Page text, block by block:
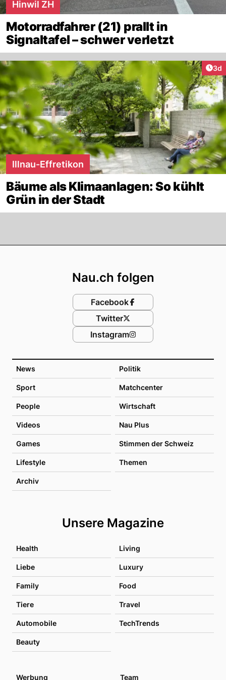
Hinwil ZH
Motorradfahrer (21) prallt in
Signaltafel – schwer verletzt
3d
Illnau-Effretikon
Bäume als Klimaanlagen: So kühlt
Grün in der Stadt
News Politik
Sport Matchcenter
People Wirtschaft
Videos Nau Plus
Games Stimmen der Schweiz
Lifestyle Themen
Archiv
Unsere Magazine
Health Living
Liebe Luxury
Family Food
Tiere Travel
Automobile TechTrends
Beauty
Nau.ch folgen
Facebook
Twitter
Instagram
Werbung Team